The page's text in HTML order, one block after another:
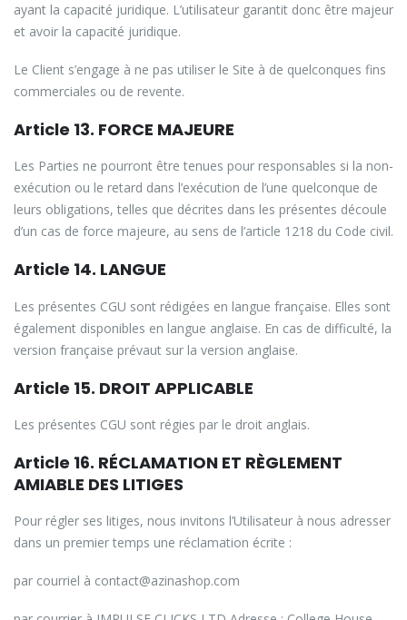
ayant la capacité juridique. L’utilisateur garantit donc être majeur
et avoir la capacité juridique.
Le Client s’engage à ne pas utiliser le Site à de quelconques fins
commerciales ou de revente.
Article 13. FORCE MAJEURE
Les Parties ne pourront être tenues pour responsables si la non-
exécution ou le retard dans l’exécution de l’une quelconque de
leurs obligations, telles que décrites dans les présentes découle
d’un cas de force majeure, au sens de l’article 1218 du Code civil.
Article 14. LANGUE
Les présentes CGU sont rédigées en langue française. Elles sont
également disponibles en langue anglaise. En cas de difficulté, la
version française prévaut sur la version anglaise.
Article 15. DROIT APPLICABLE
Les présentes CGU sont régies par le droit anglais.
Article 16. RÉCLAMATION ET RÈGLEMENT
AMIABLE DES LITIGES
Pour régler ses litiges, nous invitons l’Utilisateur à nous adresser
dans un premier temps une réclamation écrite :
par courriel à contact@azinashop.com